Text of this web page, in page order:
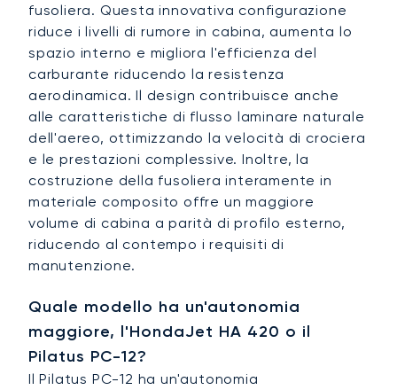
fusoliera. Questa innovativa configurazione
riduce i livelli di rumore in cabina, aumenta lo
spazio interno e migliora l'efficienza del
carburante riducendo la resistenza
aerodinamica. Il design contribuisce anche
alle caratteristiche di flusso laminare naturale
dell'aereo, ottimizzando la velocità di crociera
e le prestazioni complessive. Inoltre, la
costruzione della fusoliera interamente in
materiale composito offre un maggiore
volume di cabina a parità di profilo esterno,
riducendo al contempo i requisiti di
manutenzione.
Quale modello ha un'autonomia
maggiore, l'HondaJet HA 420 o il
Pilatus PC-12?
Il Pilatus PC-12 ha un'autonomia